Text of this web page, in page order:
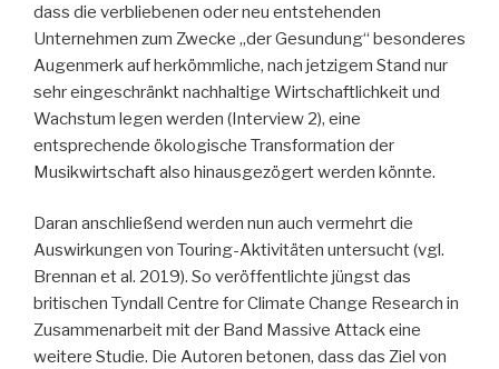
dass die verbliebenen oder neu entstehenden
Unternehmen zum Zwecke „der Gesundung“ besonderes
Augenmerk auf herkömmliche, nach jetzigem Stand nur
sehr eingeschränkt nachhaltige Wirtschaftlichkeit und
Wachstum legen werden (Interview 2), eine
entsprechende ökologische Transformation der
Musikwirtschaft also hinausgezögert werden könnte.
Daran anschließend werden nun auch vermehrt die
Auswirkungen von Touring-Aktivitäten untersucht (vgl.
Brennan et al. 2019). So veröffentlichte jüngst das
britischen Tyndall Centre for Climate Change Research in
Zusammenarbeit mit der Band Massive Attack eine
weitere Studie. Die Autoren betonen, dass das Ziel von